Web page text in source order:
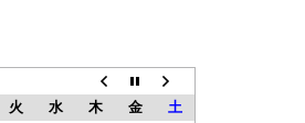
火 水 木 金
土